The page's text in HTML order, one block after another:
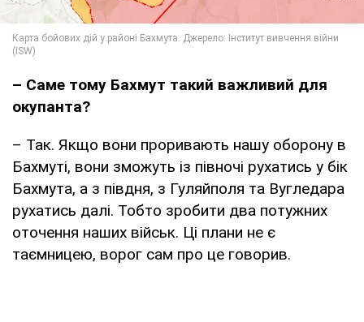
– Саме тому Бахмут такий важливий для
окупанта?
– Так. Якщо вони проривають нашу оборону в
Бахмуті, вони зможуть із півночі рухатись у бік
Бахмута, а з півдня, з Гуляйполя та Вугледара
рухатись далі. Тобто зробити два потужних
оточення наших військ. Ці плани не є
таємницею, ворог сам про це говорив.